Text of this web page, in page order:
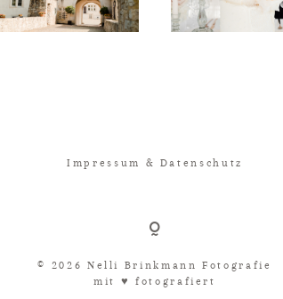
Impressum & Datenschutz
© 2026 Nelli Brinkmann Fotografie
mit ♥︎ fotografiert